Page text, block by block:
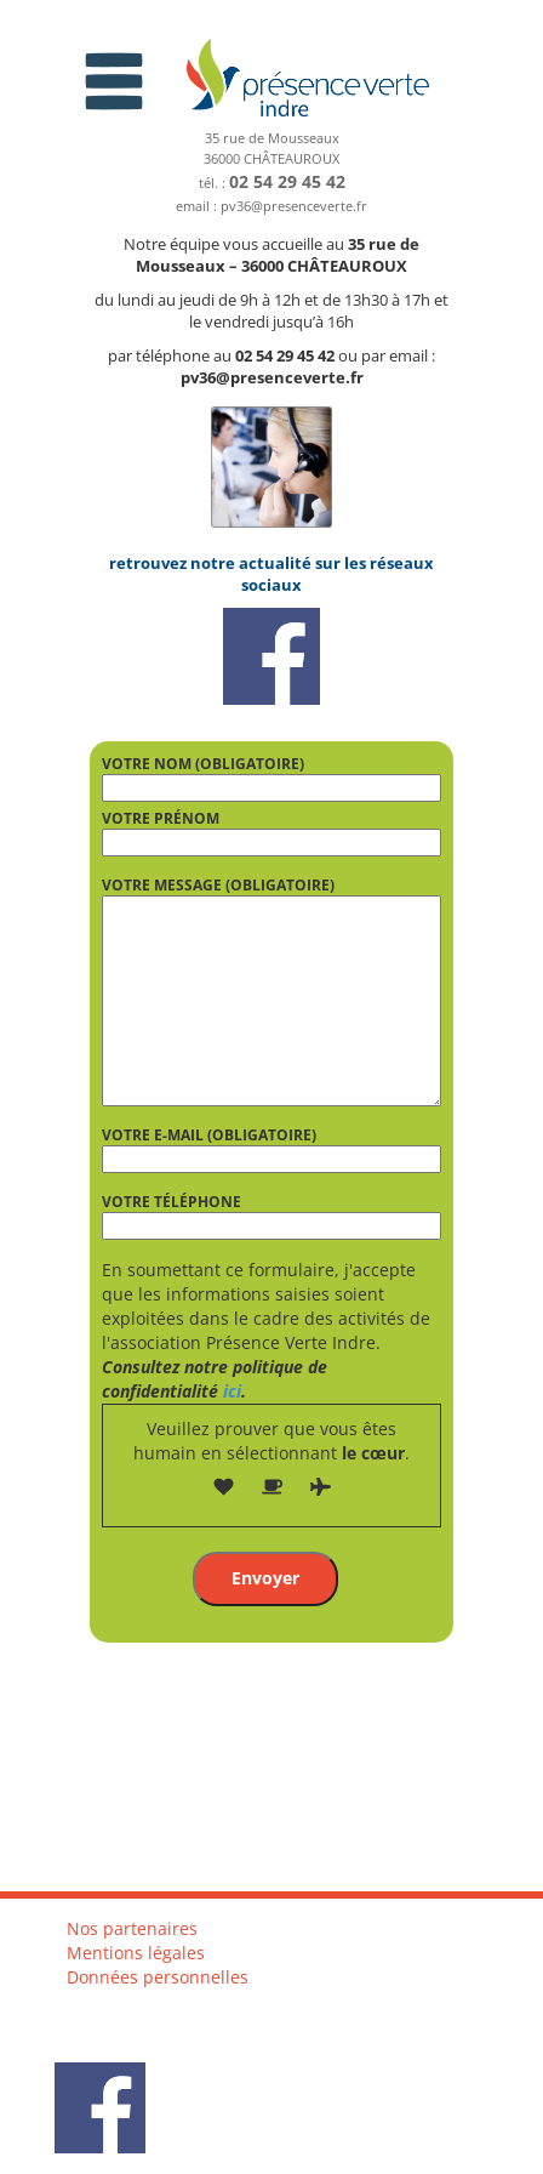
35 rue de Mousseaux
36000 CHÂTEAUROUX
tél. : 02 54 29 45 42
email : pv36@presenceverte.fr
Notre équipe vous accueille au 35 rue de
Mousseaux – 36000 CHÂTEAUROUX
du lundi au jeudi de 9h à 12h et de 13h30 à 17h et
le vendredi jusqu’à 16h
par téléphone au 02 54 29 45 42ou par email :
pv36@presenceverte.fr
retrouvez notre actualité sur les réseaux
sociaux
VOTRE NOM (OBLIGATOIRE)
VOTRE PRÉNOM
VOTRE MESSAGE (OBLIGATOIRE)
VOTRE E-MAIL (OBLIGATOIRE)
VOTRE TÉLÉPHONE
En soumettant ce formulaire, j'accepte
que les informations saisies soient
exploitées dans le cadre des activités de
l'association Présence Verte Indre.
Consultez notre politique de
confidentialité ici.
Veuillez prouver que vous êtes
humain en sélectionnant le cœur.
Nos partenaires
Mentions légales
Données personnelles